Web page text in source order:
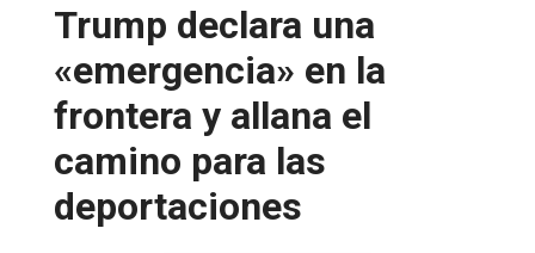
Trump declara una
«emergencia» en la
frontera y allana el
camino para las
deportaciones